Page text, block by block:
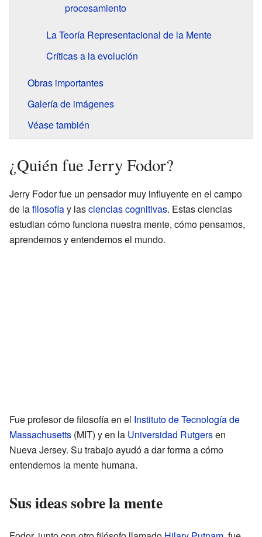
procesamiento
La Teoría Representacional de la Mente
Críticas a la evolución
Obras importantes
Galería de imágenes
Véase también
¿Quién fue Jerry Fodor?
Jerry Fodor fue un pensador muy influyente en el campo
de lafilosofíay lasciencias cognitivas. Estas ciencias
estudian cómo funciona nuestra mente, cómo pensamos,
aprendemos y entendemos el mundo.
Fue profesor de filosofía en el Instituto de Tecnología de
Massachusetts (MIT) y en la Universidad Rutgersen
Nueva Jersey. Su trabajo ayudó a dar forma a cómo
entendemos la mente humana.
Sus ideas sobre la mente